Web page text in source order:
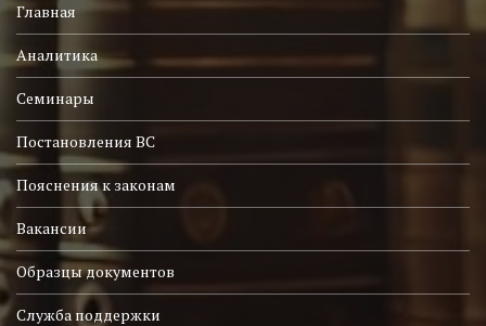
Главная
Аналитика
Семинары
Постановления ВС
Пояснения к законам
Вакансии
Образцы документов
Служба поддержки